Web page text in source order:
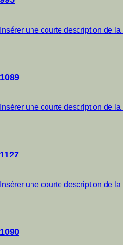
Insérer une courte description de
1089
Insérer une courte description de
1127
Insérer une courte description de
1090